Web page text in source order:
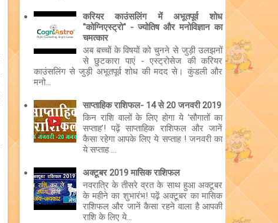
करियर काउंसलिंग में अभूतपूर्व शोध
"कोग्निएस्ट्रो" - ज्योतिष और मनोविज्ञान का
चमत्कार
अब बच्चों के विषयों को चुनने से जुड़ी उलझनों
से छुटकारा पाएं - एस्ट्रोसेज की करियर
काउंसलिंग से जुड़ी अभूतपूर्व शोध की मदद से। कुंडली और
मनो...
साप्ताहिक राशिफल- 14 से 20 जनवरी 2019
किन राशि वालों के लिए होगा ये ‘सौगातों का
सप्ताह’! पढ़ें साप्ताहिक राशिफल और जानें
कैसा रहेगा आपके लिए ये सप्ताह ! जनवरी का
ये सप्ताह ...
अक्टूबर 2019 मासिक राशिफल
नवरात्रि के तीसरे व्रत के साथ हुआ अक्टूबर
के महीने का शुभारंभ! पढ़ें अक्टूबर का मासिक
राशिफल और जानें कैसा रहने वाला है आपकी
राशि के लिए ये...